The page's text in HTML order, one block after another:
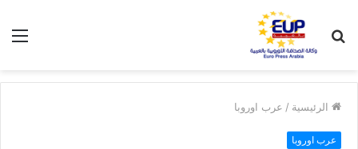
عن
الرئيسية / عرب اوروبا
عرب اوروبا